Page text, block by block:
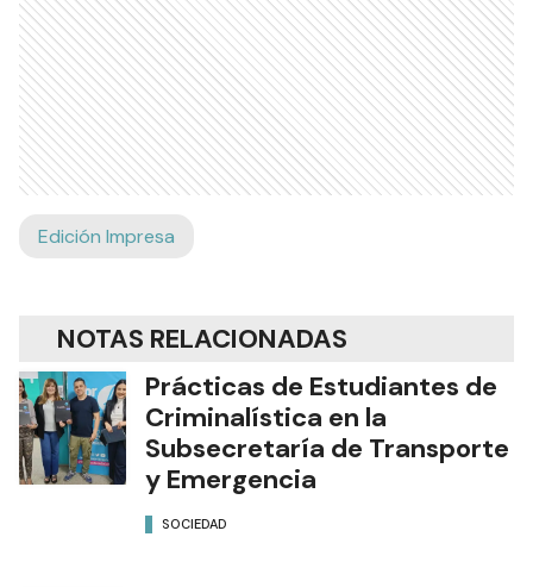
Edición Impresa
NOTAS RELACIONADAS
Prácticas de Estudiantes de
Criminalística en la
Subsecretaría de Transporte
y Emergencia
SOCIEDAD